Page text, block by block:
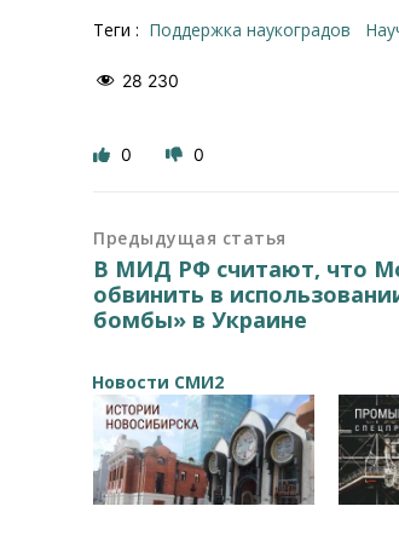
Теги : поддержка наукоградов
28 230
0 0
Предыдущая статья
В МИД РФ считают, что
обвинить в
бомбы» в Украине
Новости СМИ2